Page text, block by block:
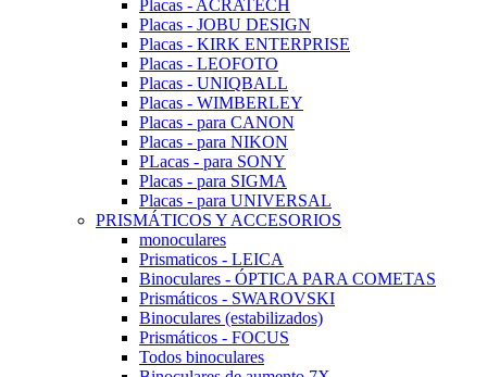
Placas - ACRATECH
Placas - JOBU DESIGN
Placas - KIRK ENTERPRISE
Placas - LEOFOTO
Placas - UNIQBALL
Placas - WIMBERLEY
Placas - para CANON
Placas - para NIKON
PLacas - para SONY
Placas - para SIGMA
Placas - para UNIVERSAL
PRISMÁTICOS Y ACCESORIOS
monoculares
Prismaticos - LEICA
Binoculares - ÓPTICA PARA COMETAS
Prismáticos - SWAROVSKI
Binoculares (estabilizados)
Prismáticos - FOCUS
Todos binoculares